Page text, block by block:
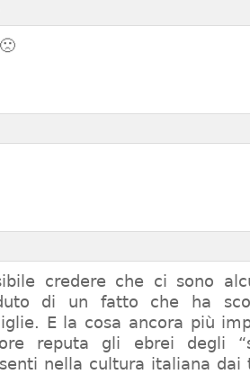
credere che ci sono
di un fatto che ha
E la cosa ancora più
reputa gli ebrei degli
nella cultura italiana dai